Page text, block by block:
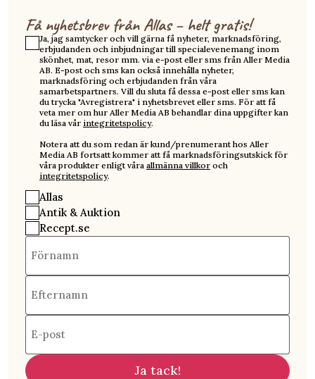
Få nyhetsbrev från Allas – helt gratis!
Ja, jag samtycker och vill gärna få nyheter, marknadsföring,
erbjudanden och inbjudningar till specialevenemang inom
skönhet, mat, resor mm. via e-post eller sms från Aller Media
AB. E-post och sms kan också innehålla nyheter,
marknadsföring och erbjudanden från våra
samarbetspartners. Vill du sluta få dessa e-post eller sms kan
du trycka "Avregistrera" i nyhetsbrevet eller sms. För att få
veta mer om hur Aller Media AB behandlar dina uppgifter kan
du läsa vår integritetspolicy.
Notera att du som redan är kund/prenumerant hos Aller
Media AB fortsatt kommer att få marknadsföringsutskick för
våra produkter enligt våra allmänna villkor och
integritetspolicy.
Allas
Antik & Auktion
Recept.se
Förnamn
Efternamn
E-post
Ja tack!